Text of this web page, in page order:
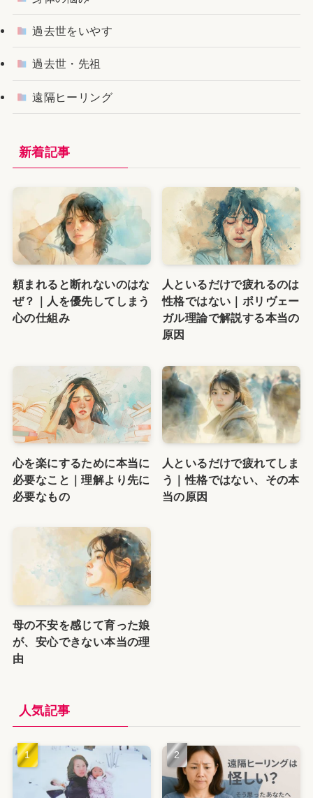
過去世をいやす
過去世・先祖
遠隔ヒーリング
新着記事
頼まれると断れないのはな
ぜ？｜人を優先してしまう
心の仕組み
人といるだけで疲れるのは
性格ではない｜ポリヴェー
ガル理論で解説する本当の
原因
心を楽にするために本当に
必要なこと｜理解より先に
必要なもの
人といるだけで疲れてしま
う｜性格ではない、その本
当の原因
母の不安を感じて育った娘
が、安心できない本当の理
由
人気記事